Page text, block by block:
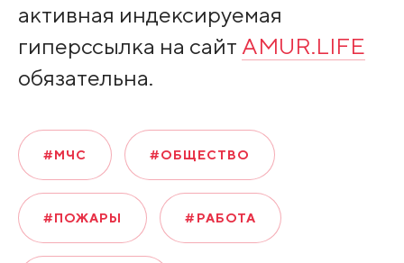
активная индексируемая
гиперссылка на сайт AMUR.LIFE
обязательна.
#МЧС #ОБЩЕСТВО
#ПОЖАРЫ #РАБОТА